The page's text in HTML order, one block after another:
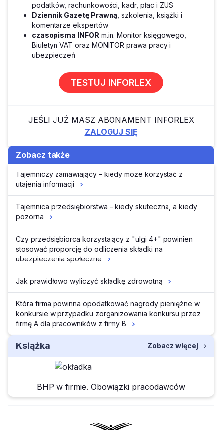
podatków, rachunkowości, kadr, płac i ZUS
Dziennik Gazetę Prawną , szkolenia, książki i
komentarze ekspertów
czasopisma INFOR m.in. Monitor księgowego,
Biuletyn VAT oraz MONITOR prawa pracy i
ubezpieczeń
TESTUJ INFORLEX
JEŚLI JUŻ MASZ ABONAMENT INFORLEX
ZALOGUJ SIĘ
Zobacz także
Tajemniczy zamawiający – kiedy może korzystać z
utajenia informacji
Tajemnica przedsiębiorstwa – kiedy skuteczna, a kiedy
pozorna
Czy przedsiębiorca korzystający z "ulgi 4+" powinien
stosować proporcję do odliczenia składki na
ubezpieczenia społeczne
Jak prawidłowo wyliczyć składkę zdrowotną
Która firma powinna opodatkować nagrody pieniężne w
konkursie w przypadku zorganizowania konkursu przez
firmę A dla pracowników z firmy B
Książka Zobacz więcej
BHP w firmie. Obowiązki pracodawców